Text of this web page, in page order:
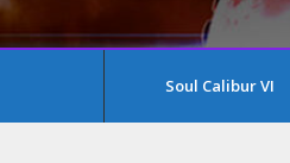
Soul Calibur VI